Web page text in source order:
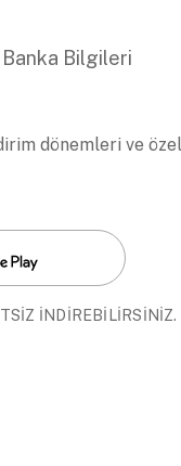
Banka Bilgileri
dönemleri ve
İNDİREBİLİRSİNİZ.